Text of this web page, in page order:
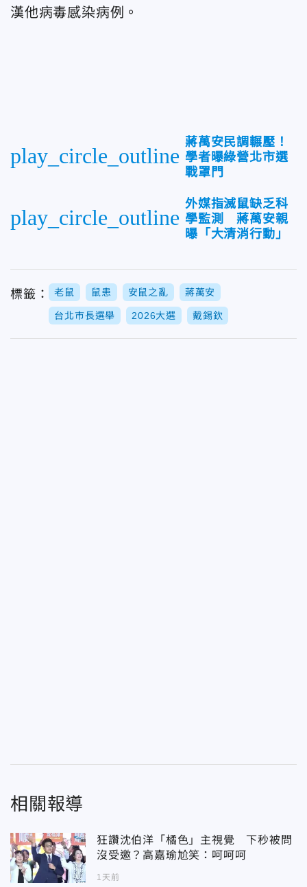
漢他病毒感染病例。
play_circle_outline
蔣萬安民調輾壓！
學者曝綠營北市選
戰罩門
play_circle_outline
外媒指滅鼠缺乏科
學監測 蔣萬安親
曝「大清消行動」
標籤： 老鼠 鼠患 安鼠之亂 蔣萬安
台北市長選舉 2026大選 戴錫欽
相關報導
狂讚沈伯洋「橘色」主視覺 下秒被問
沒受邀？高嘉瑜尬笑：呵呵呵
1天前